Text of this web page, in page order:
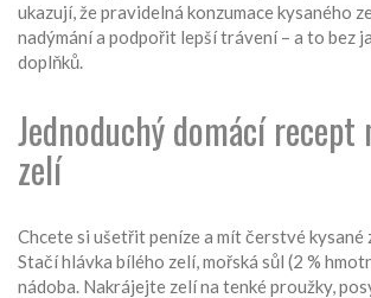
ukazují, že pravidelná konzumace kysaného
nadýmání a podpořit lepší trávení – a to bez
doplňků.
Jednoduchý domácí recept
zelí
Chcete si ušetřit peníze a mít čerstvé kysané
Stačí hlávka bílého zelí, mořská sůl (2 %
nádoba. Nakrájejte zelí na tenké proužky,